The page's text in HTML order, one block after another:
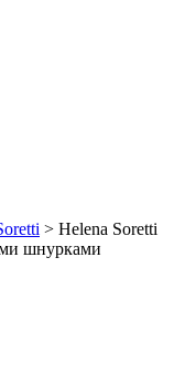
> Helena Soretti
шнурками